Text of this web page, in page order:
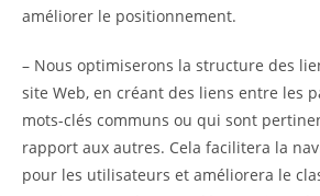
améliorer le positionnement.
– Nous optimiserons la structure des
site Web, en créant des liens entre les
mots-clés communs ou qui sont
rapport aux autres. Cela facilitera la
pour les utilisateurs et améliorera le